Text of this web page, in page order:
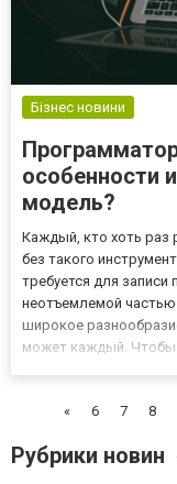
Бізнес новини
особенности
модель?
Каждый, кто хоть раз
без такого
требуется для
неотъемлемой частью
широкое
может каждый. Чтобы
об ин...« 6 7 8
Рубрики новин